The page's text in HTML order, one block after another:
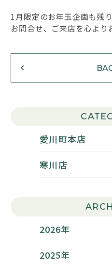
1月限定のお年玉企画も残
お問合せ、ご来店を心より
愛川町本店
寒川店
2026年
2025年